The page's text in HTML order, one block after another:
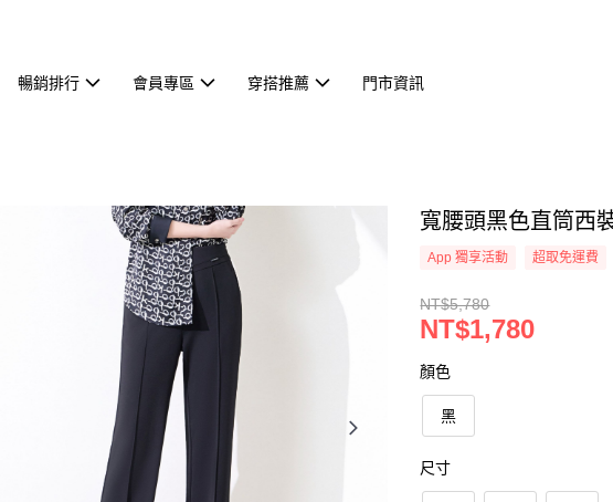
暢銷排行 會員專區 穿搭推薦 門市資訊
寬腰頭黑色直筒西
App 獨享活動 超取免運費
NT$5,780
NT$1,780
顏色
黑
尺寸